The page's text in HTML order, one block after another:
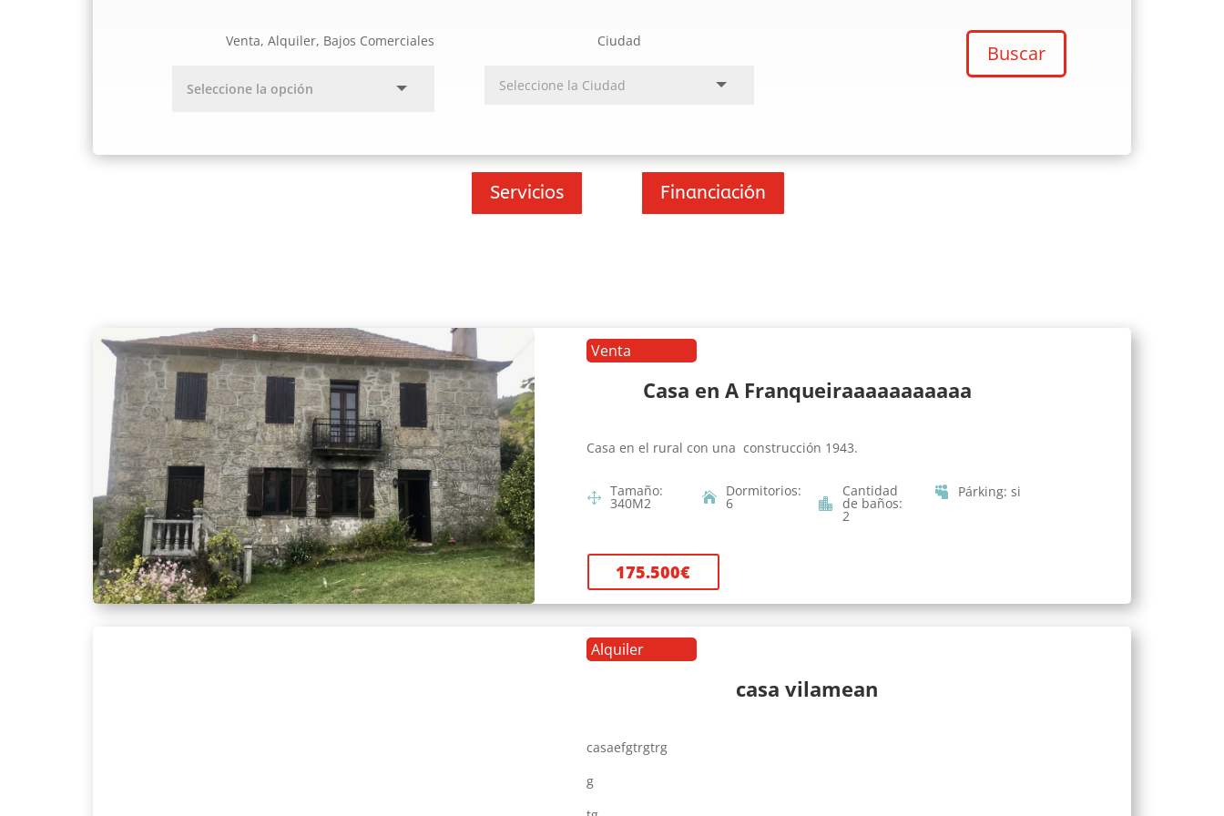
Venta, Alquiler, Bajos Comerciales Ciudad
Buscar
Servicios Financiación
Venta
Casa en A Franqueiraaaaaaaaaaa
Casa en el rural con una construcción 1943.
Tamaño:
340M2
Dormitorios:
6
Cantidad
de baños:
2
Párking:si
175.500€
Alquiler
casa vilamean
casaefgtrgtrg
g